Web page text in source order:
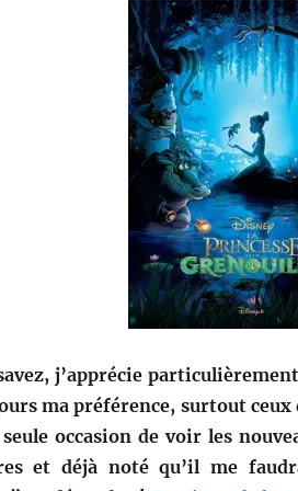
j’apprécie
ma préférence, surtout ceux
occasion de voir les
et déjà noté qu’il me